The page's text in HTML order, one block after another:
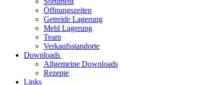
Öffnungszeiten
Getreide Lagerung
Mehl Lagerung
Team
Verkaufsstandorte
Downloads
Allgemeine Downloads
Rezepte
Links